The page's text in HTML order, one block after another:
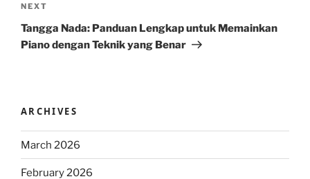
Next
Post
NEXT
Tangga Nada: Panduan Lengkap untuk Memainkan
Piano dengan Teknik yang Benar
ARCHIVES
March 2026
February 2026